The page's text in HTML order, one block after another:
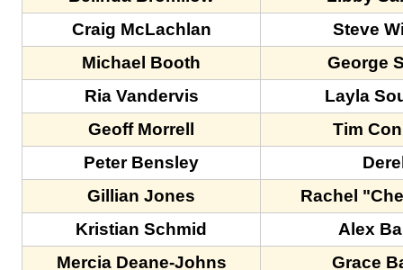
Craig McLachlan
Steve
Michael Booth
George
Ria Vandervis
Layla
Geoff Morrell
Tim
Peter Bensley
Gillian Jones
Rachel
Kristian Schmid
Alex
Mercia Deane-Johns
Grace